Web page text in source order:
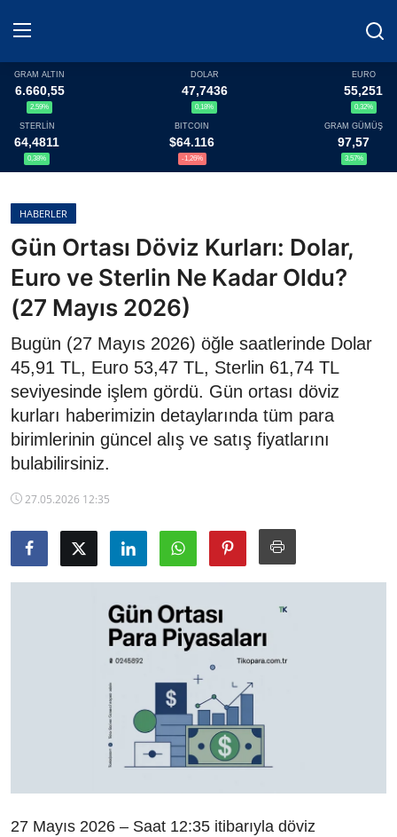
Haberler
Döviz
Altın Fiyatları
Döviz Kurları
Fonlar
Kripto Paralar
Çeviriciler
TCMB Kurları
Emtia Fiyatları
Kapalı Çarşı
Şirket Haberleri
GRAM ALTIN
6.660,55
2,59%
DOLAR
47,7436
0,18%
EURO
55,251
0,32%
STERLİN
64,4811
0,38%
BITCOIN
$64.116
-1,26%
GRAM GÜMÜŞ
97,57
3,57%
HABERLER
Gün Ortası Döviz Kurları: Dolar,
Euro ve Sterlin Ne Kadar Oldu?
(27 Mayıs 2026)
Bugün (27 Mayıs 2026) öğle saatlerinde Dolar
45,91 TL, Euro 53,47 TL, Sterlin 61,74 TL
seviyesinde işlem gördü. Gün ortası döviz
kurları haberimizin detaylarında tüm para
birimlerinin güncel alış ve satış fiyatlarını
bulabilirsiniz.
27.05.2026 12:35
27 Mayıs 2026 – Saat 12:35 itibarıyla döviz